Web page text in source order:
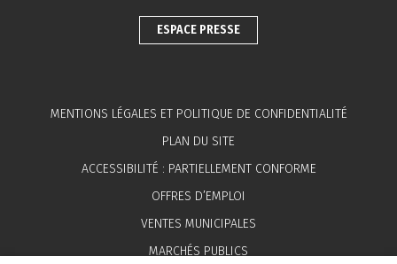
ESPACE PRESSE
MENTIONS LÉGALES ET POLITIQUE DE CONFIDENTIALITÉ
PLAN DU SITE
ACCESSIBILITÉ : PARTIELLEMENT CONFORME
OFFRES D’EMPLOI
VENTES MUNICIPALES
MARCHÉS PUBLICS